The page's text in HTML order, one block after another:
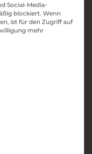
Social-Media-
blockiert. Wenn
ist für den Zugriff auf
mehr